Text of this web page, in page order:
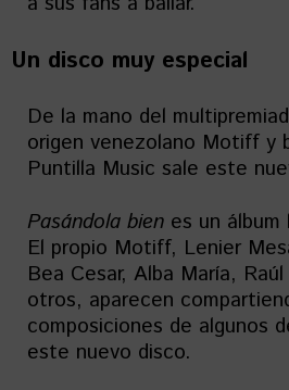
Un disco muy especial
De la mano del
origen venezolano Motiff y
Puntilla Music sale este
Pasándola bien es un
El propio Motiff, Lenier
Bea Cesar, Alba María,
otros, aparecen
composiciones de algunos
este nuevo disco.